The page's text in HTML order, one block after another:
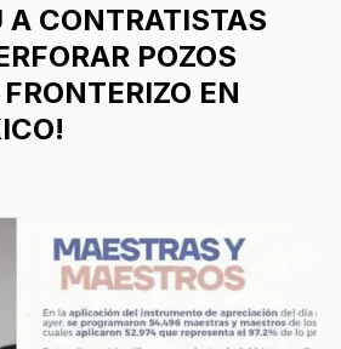
A CONTRATISTAS
POZOS
EN